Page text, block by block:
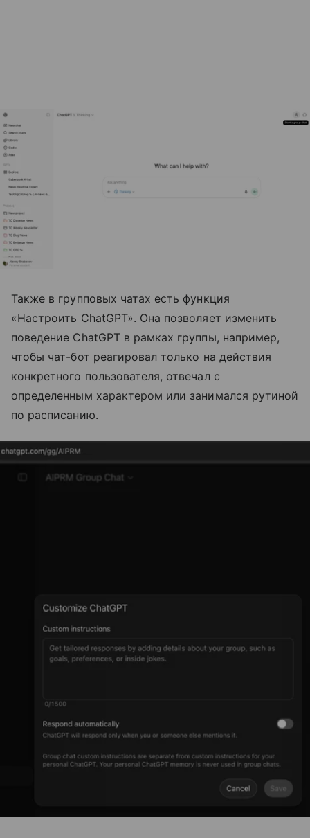
Также в групповых чатах есть функция
«Настроить ChatGPT». Она позволяет изменить
поведение ChatGPT в рамках группы, например,
чтобы чат-бот реагировал только на действия
конкретного пользователя, отвечал с
определенным характером или занимался рутиной
по расписанию.